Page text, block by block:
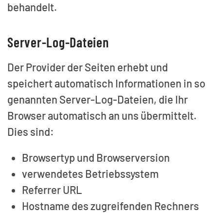
behandelt.
Server-Log-Dateien
Der Provider der Seiten erhebt und
speichert automatisch Informationen in so
genannten Server-Log-Dateien, die Ihr
Browser automatisch an uns übermittelt.
Dies sind:
Browsertyp und Browserversion
verwendetes Betriebssystem
Referrer URL
Hostname des zugreifenden Rechners